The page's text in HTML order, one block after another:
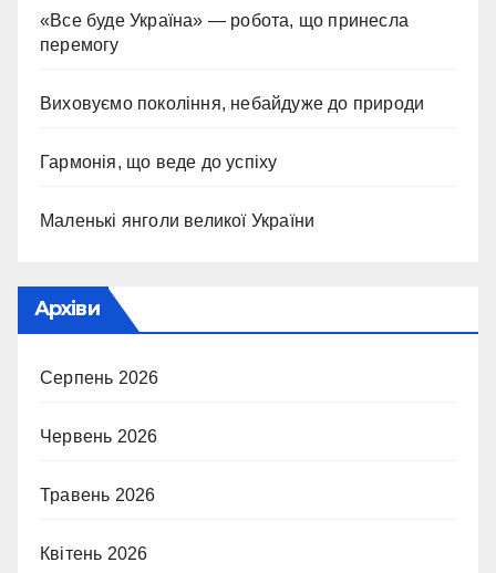
«Все буде Україна» — робота, що принесла
перемогу
Виховуємо покоління, небайдуже до природи
Гармонія, що веде до успіху
Маленькі янголи великої України
Архіви
Серпень 2026
Червень 2026
Травень 2026
Квітень 2026